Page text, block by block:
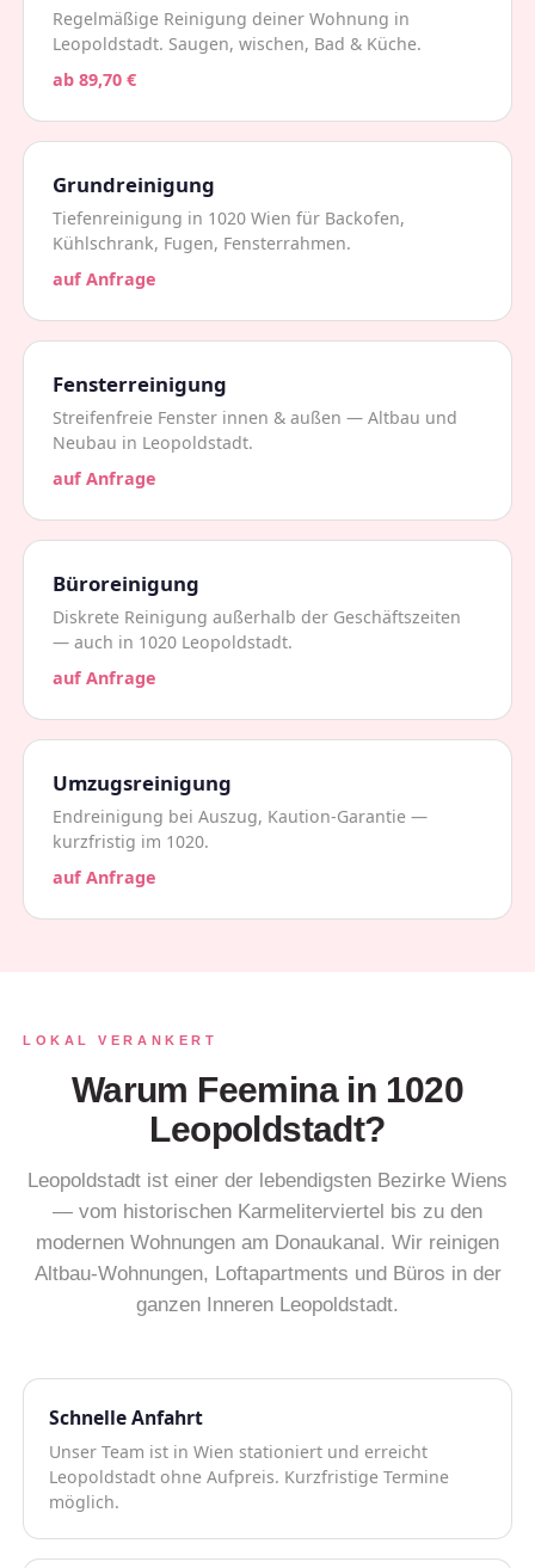
Regelmäßige Reinigung deiner Wohnung in
Leopoldstadt. Saugen, wischen, Bad & Küche.
ab 89,70 €
Grundreinigung
Tiefenreinigung in 1020 Wien für Backofen,
Kühlschrank, Fugen, Fensterrahmen.
auf Anfrage
Fensterreinigung
Streifenfreie Fenster innen & außen — Altbau und
Neubau in Leopoldstadt.
auf Anfrage
Büroreinigung
Diskrete Reinigung außerhalb der Geschäftszeiten
— auch in 1020 Leopoldstadt.
auf Anfrage
Umzugsreinigung
Endreinigung bei Auszug, Kaution-Garantie —
kurzfristig im 1020.
auf Anfrage
LOKAL VERANKERT
Warum Feemina in 1020
Leopoldstadt?
Leopoldstadt ist einer der lebendigsten Bezirke Wiens
— vom historischen Karmeliterviertel bis zu den
modernen Wohnungen am Donaukanal. Wir reinigen
Altbau-Wohnungen, Loftapartments und Büros in der
ganzen Inneren Leopoldstadt.
Schnelle Anfahrt
Unser Team ist in Wien stationiert und erreicht
Leopoldstadt ohne Aufpreis. Kurzfristige Termine
möglich.